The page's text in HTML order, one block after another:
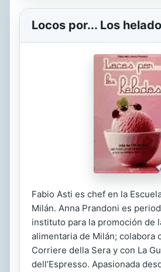
Locos por... Los
Fabio Asti es chef en la
Milán. Anna Prandoni es
instituto para la promoción de
alimentaria de Milán; colabora
Corriere della Sera y con La
dell’Espresso. Apasionada